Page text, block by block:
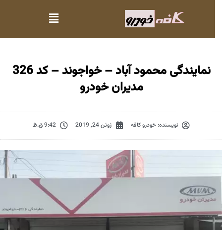
نمایندگی محمود آباد – خواجوند – کد 326
مدیران خودرو
نویسنده:خودرو کافه ژوئن 24, 2019 9:42 ق.ظ